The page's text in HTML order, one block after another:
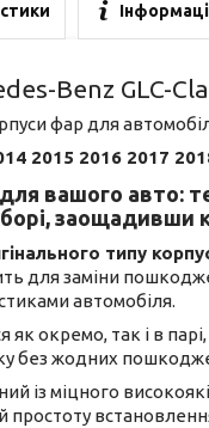
Benz GLC-
фар для
2015 2016 2017
вашого авто:
заощадивши
типу
для заміни
автомобіля.
як окремо, так і в
без жодних
із міцного
простоту